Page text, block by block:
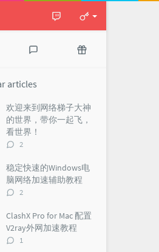
t
e
s
t
m
m
t
s
d
o
m
t
i
c
e
articles
欢迎来到网络梯子大神
的世界，带你一起飞，
看世界！
评
数：
2
稳定快速的Windows电
脑网络加速辅助教程
评
数：
2
ClashX Pro for Mac 配置
V2ray外网加速教程
评1